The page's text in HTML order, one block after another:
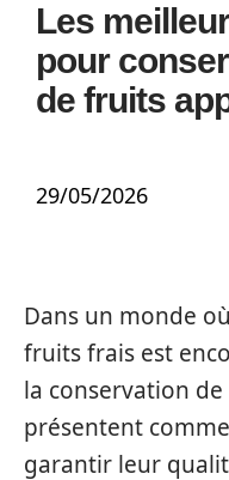
Les
pour
de fruits
29/05/2026
Dans un monde
fruits frais est
la conservation
présentent
garantir leur